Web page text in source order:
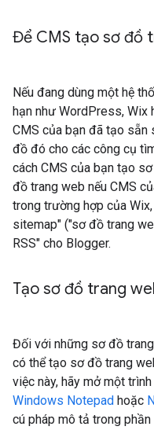
Để CMS tạo sơ đồ
Nếu đang dùng một hệ
hạn như WordPress, Wix
CMS của bạn đã tạo sẵn
đồ đó cho các công cụ
cách CMS của bạn tạo
đồ trang web nếu CMS
trong trường hợp của
sitemap" ("sơ đồ trang
RSS" cho Blogger.
Tạo sơ đồ trang
Đối với những sơ đồ
có thể tạo sơ đồ trang
việc này, hãy mở một
Windows Notepad hoặc
cú pháp mô tả trong phần